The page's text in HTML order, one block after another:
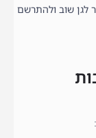
לגן שוב ולהתרשם